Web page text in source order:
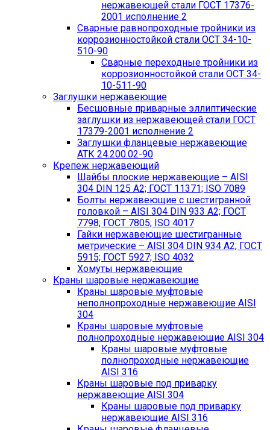
нержавеющей стали ГОСТ 17376-
2001 исполнение 2
Сварные равнопроходные тройники из
коррозионностойкой стали ОСТ 34-10-
510-90
Сварные переходные тройники из
коррозионностойкой стали ОСТ 34-
10-511-90
Заглушки нержавеющие
Бесшовные приварные эллиптические
заглушки из нержавеющей стали ГОСТ
17379-2001 исполнение 2
Заглушки фланцевые нержавеющие
АТК 24.200.02-90
Крепеж нержавеющий
Шайбы плоские нержавеющие – AISI
304 DIN 125 A2; ГОСТ 11371; ISO 7089
Болты нержавеющие с шестигранной
головкой – AISI 304 DIN 933 A2; ГОСТ
7798; ГОСТ 7805; ISO 4017
Гайки нержавеющие шестигранные
метрические – AISI 304 DIN 934 А2; ГОСТ
5915; ГОСТ 5927; ISO 4032
Хомуты нержавеющие
Краны шаровые нержавеющие
Краны шаровые муфтовые
неполнопроходные нержавеющие AISI
304
Краны шаровые муфтовые
полнопроходные нержавеющие AISI 304
Краны шаровые муфтовые
полнопроходные нержавеющие
AISI 316
Краны шаровые под приварку
нержавеющие AISI 304
Краны шаровые под приварку
нержавеющие AISI 316